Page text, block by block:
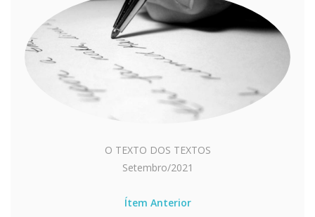
O TEXTO DOS TEXTOS
Setembro/2021
Ítem Anterior